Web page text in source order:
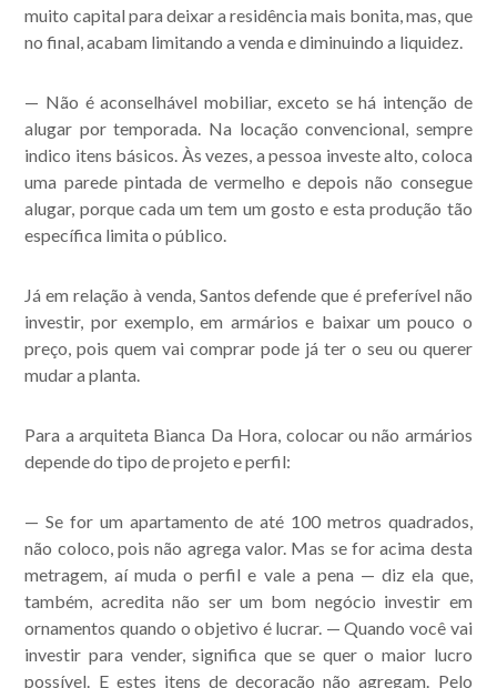
muito capital para deixar a residência mais bonita, mas, que
no final, acabam limitando a venda e diminuindo a liquidez.
— Não é aconselhável mobiliar, exceto se há intenção de
alugar por temporada. Na locação convencional, sempre
indico itens básicos. Às vezes, a pessoa investe alto, coloca
uma parede pintada de vermelho e depois não consegue
alugar, porque cada um tem um gosto e esta produção tão
específica limita o público.
Já em relação à venda, Santos defende que é preferível não
investir, por exemplo, em armários e baixar um pouco o
preço, pois quem vai comprar pode já ter o seu ou querer
mudar a planta.
Para a arquiteta Bianca Da Hora, colocar ou não armários
depende do tipo de projeto e perfil:
— Se for um apartamento de até 100 metros quadrados,
não coloco, pois não agrega valor. Mas se for acima desta
metragem, aí muda o perfil e vale a pena — diz ela que,
também, acredita não ser um bom negócio investir em
ornamentos quando o objetivo é lucrar. — Quando você vai
investir para vender, significa que se quer o maior lucro
possível. E estes itens de decoração não agregam. Pelo